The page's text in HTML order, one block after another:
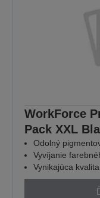
WorkForce
Pack XXL
Odolný
Vyvíjanie
Vynikajúca kvalita